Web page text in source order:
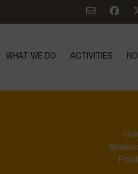
WHAT WE DO ACTIVITIES